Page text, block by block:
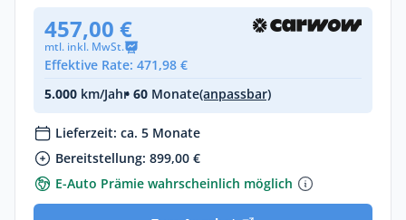
457,00 €
mtl. inkl. MwSt.
Effektive Rate: 471,98 €
5.000 km/Jahr• 60 Monate(anpassbar)
Lieferzeit: ca. 5 Monate
Bereitstellung: 899,00 €
E-Auto Prämie wahrscheinlich möglich